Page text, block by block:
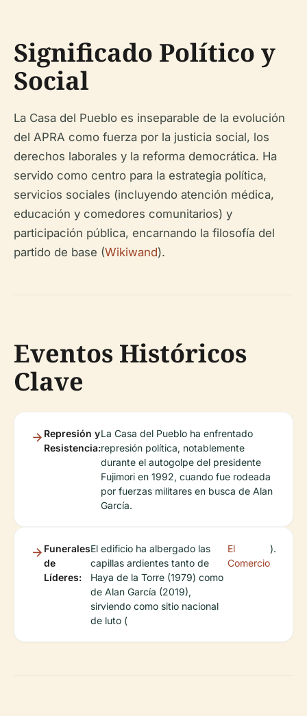
Significado Político y
Social
La Casa del Pueblo es inseparable de la evolución
del APRA como fuerza por la justicia social, los
derechos laborales y la reforma democrática. Ha
servido como centro para la estrategia política,
servicios sociales (incluyendo atención médica,
educación y comedores comunitarios) y
participación pública, encarnando la filosofía del
partido de base (Wikiwand).
Eventos Históricos
Clave
Represión y
Resistencia:
La Casa del Pueblo ha enfrentado
represión política, notablemente
durante el autogolpe del presidente
Fujimori en 1992, cuando fue rodeada
por fuerzas militares en busca de Alan
García.
Funerales
de
Líderes:
El edificio ha albergado las
capillas ardientes tanto de
Haya de la Torre (1979) como
de Alan García (2019),
sirviendo como sitio nacional
de luto (
El
Comercio
).